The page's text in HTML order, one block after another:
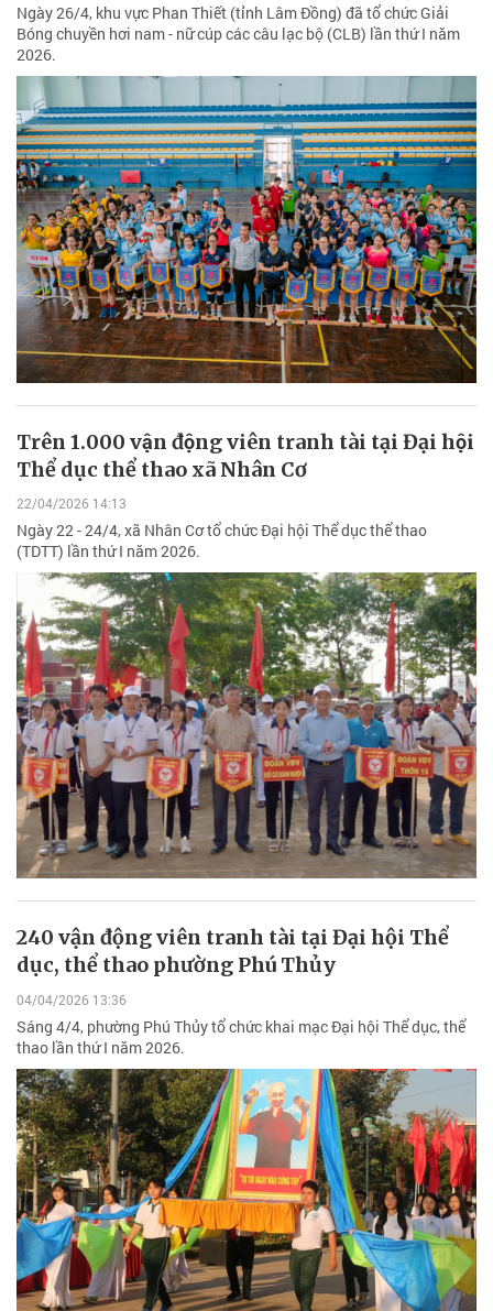
Ngày 26/4, khu vực Phan Thiết (tỉnh Lâm Đồng) đã tổ chức Giải
Bóng chuyền hơi nam - nữ cúp các câu lạc bộ (CLB) lần thứ I năm
2026.
Trên 1.000 vận động viên tranh tài tại Đại hội
Thể dục thể thao xã Nhân Cơ
22/04/2026 14:13
Ngày 22 - 24/4, xã Nhân Cơ tổ chức Đại hội Thể dục thể thao
(TDTT) lần thứ I năm 2026.
240 vận động viên tranh tài tại Đại hội Thể
dục, thể thao phường Phú Thủy
04/04/2026 13:36
Sáng 4/4, phường Phú Thủy tổ chức khai mạc Đại hội Thể dục, thể
thao lần thứ I năm 2026.